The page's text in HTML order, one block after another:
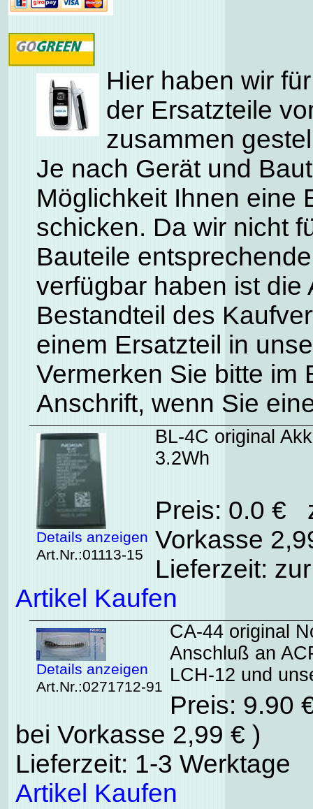
Hier haben wir
der Ersatzteile
zusammen
Je nach Gerät und
Möglichkeit Ihnen eine
schicken. Da wir nicht
Bauteile
verfügbar haben ist die
Bestandteil des
einem Ersatzteil in
Vermerken Sie bitte im
Anschrift, wenn Sie
Details anzeigen
Art.Nr.:01113-15
BL-4C original
3.2Wh
Preis: 0.0 €
Vorkasse
Lieferzeit:
Artikel Kaufen
Details anzeigen
Art.Nr.:0271712-91
CA-44 original
Anschluß an
LCH-12 und
Preis: 9.90
bei Vorkasse 2,99 € )
Lieferzeit: 1-3 Werktage
Artikel Kaufen